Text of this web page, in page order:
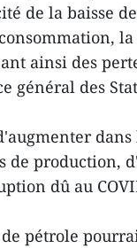
de la baisse
ainsi des
général des
de production,
dû au
pétrole